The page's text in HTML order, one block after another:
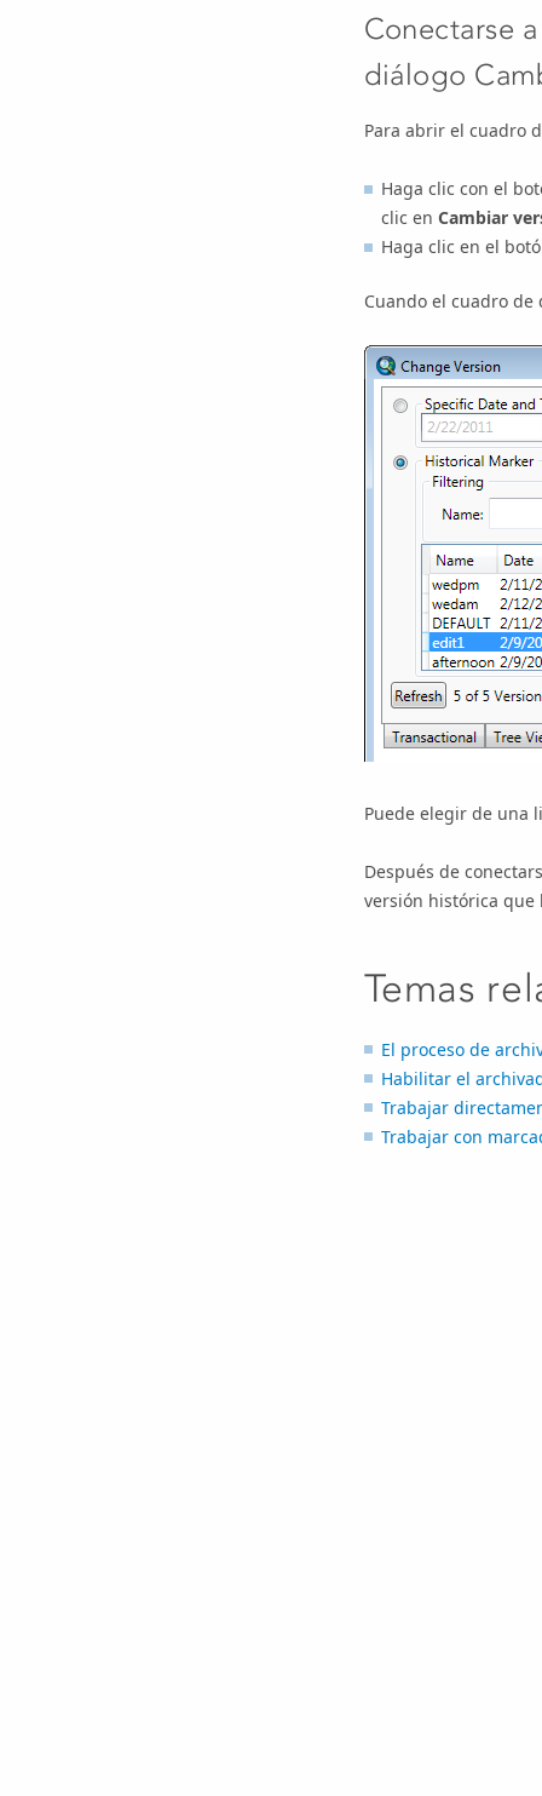
Conectarse
diálogo
Para abrir el cuadro
Haga clic con el
clic en Cambiar
Haga clic en el
Cuando el cuadro
Puede elegir de una
Después de
versión histórica que
Temas
El proceso de
Habilitar el
Trabajar
Trabajar con